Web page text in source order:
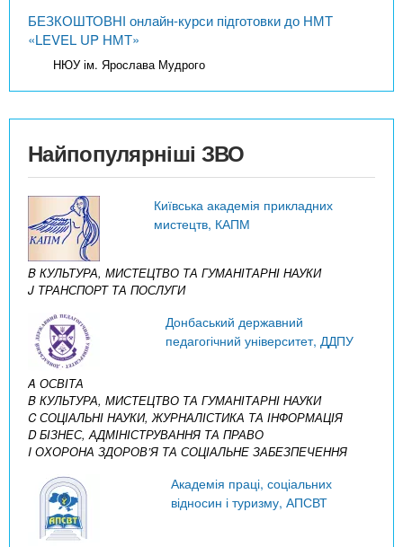
БЕЗКОШТОВНІ онлайн-курси підготовки до НМТ
«LEVEL UP НМТ»
НЮУ ім. Ярослава Мудрого
Найпопулярніші ЗВО
Київська академія прикладних
мистецтв, КАПМ
B КУЛЬТУРА, МИСТЕЦТВО ТА ГУМАНІТАРНІ НАУКИ
J ТРАНСПОРТ ТА ПОСЛУГИ
Донбаський державний
педагогічний університет, ДДПУ
A ОСВІТА
B КУЛЬТУРА, МИСТЕЦТВО ТА ГУМАНІТАРНІ НАУКИ
C СОЦІАЛЬНІ НАУКИ, ЖУРНАЛІСТИКА ТА ІНФОРМАЦІЯ
D БІЗНЕС, АДМІНІСТРУВАННЯ ТА ПРАВО
I ОХОРОНА ЗДОРОВ’Я ТА СОЦІАЛЬНЕ ЗАБЕЗПЕЧЕННЯ
Академія праці, соціальних
відносин і туризму, АПСВТ